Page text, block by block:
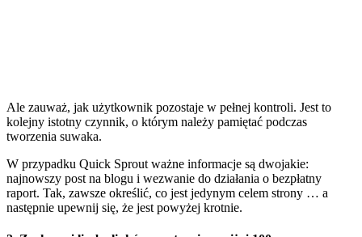
Ale zauważ, jak użytkownik pozostaje w pełnej kontroli. Jest to
kolejny istotny czynnik, o którym należy pamiętać podczas
tworzenia suwaka.
W przypadku Quick Sprout ważne informacje są dwojakie:
najnowszy post na blogu i wezwanie do działania o bezpłatny
raport. Tak, zawsze określić, co jest jedynym celem strony … a
następnie upewnij się, że jest powyżej krotnie.